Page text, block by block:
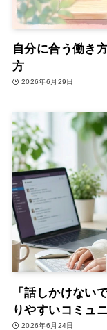
自分に合う働き
方
2026年6月29日
「話しかけない
りやすいコミュ
2026年6月24日